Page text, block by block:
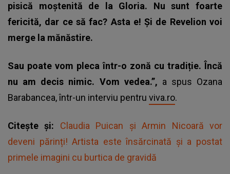
pisică moștenită de la Gloria. Nu sunt foarte
fericită, dar ce să fac? Asta e! Și de Revelion voi
merge la mănăstire.
Sau poate vom pleca într-o zonă cu tradiție. Încă
nu am decis nimic. Vom vedea.”, a spus Ozana
Barabancea, într-un interviu pentru viva.ro.
Citește și: Claudia Puican și Armin Nicoară vor
deveni părinți! Artista este însărcinată și a postat
primele imagini cu burtica de gravidă